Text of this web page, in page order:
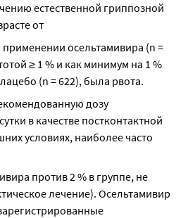
естественной гриппозной
от
применении осельтамивира (n =
≥ 1 % и как минимум на 1 %
(n = 622), была рвота.
дозу
в качестве постконтактной
условиях, наиболее часто
против 2 % в группе, не
лечение). Осельтамивир